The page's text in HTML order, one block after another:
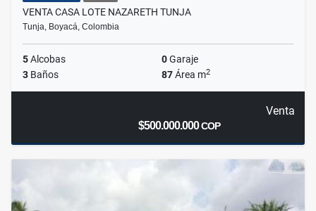
VENTA CASA LOTE NAZARETH TUNJA
Tunja, Boyacá, Colombia
5Alcobas 0Garaje
3 Baños 87Área m2
Venta
$500.000.000COP